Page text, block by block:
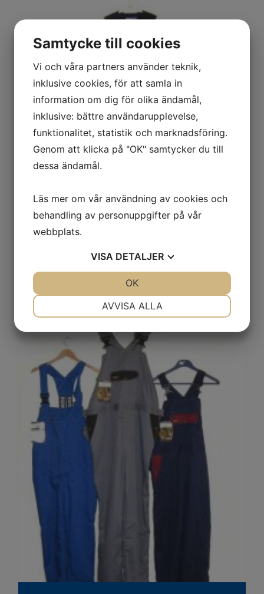
Blåkläder Hängselbyxa
Samtycke till cookies
Vi och våra partners använder teknik,
inklusive cookies, för att samla in
information om dig för olika ändamål,
inklusive: bättre användarupplevelse,
funktionalitet, statistik och marknadsföring.
Genom att klicka på "OK" samtycker du till
dessa ändamål.
Läs mer om vår användning av cookies och
behandling av personuppgifter på vår
webbplats.
VISA DETALJER
MARKNADSFÖRING
AVVISA ALLA
OK